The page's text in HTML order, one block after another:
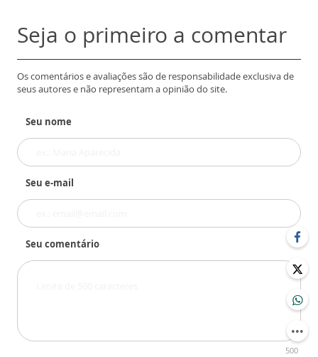
Seja o primeiro a comentar
Os comentários e avaliações são de responsabilidade exclusiva de
seus autores e não representam a opinião do site.
Seu nome
Seu e-mail
Seu comentário
500